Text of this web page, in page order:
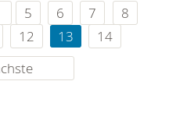
5 6 7
8
12 13
14